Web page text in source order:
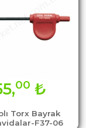
Torx Bayrak
F37-06
00 ₺